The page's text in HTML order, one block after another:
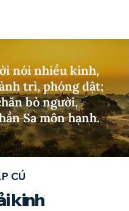
nói nhiều kinh,
trì, phóng dật;
bò người,
Sa môn hạnh.
CÚ
kinh